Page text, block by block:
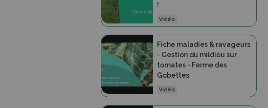
!
Vidéo
Fiche maladies & ravageurs
- Gestion du mildiou sur
tomates - Ferme des
Gobettes
Vidéo